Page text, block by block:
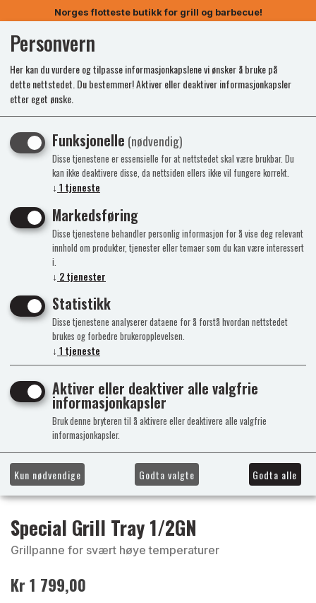
Norges flotteste butikk for grill og barbecue!
Special Grill Tray 1/2GN
Grillpanne for svært høye temperaturer
Kr 1 799,00
Personvern
Her kan du vurdere og tilpasse informasjonkapslene vi ønsker å bruke på
dette nettstedet. Du bestemmer! Aktiver eller deaktiver informasjonkapsler
etter eget ønske.
Funksjonelle (nødvendig)
Disse tjenestene er essensielle for at nettstedet skal være brukbar. Du
kan ikke deaktivere disse, da nettsiden ellers ikke vil fungere korrekt.
↓ 1 tjeneste
Markedsføring
Disse tjenestene behandler personlig informasjon for å vise deg relevant
innhold om produkter, tjenester eller temaer som du kan være interessert
i.
↓ 2tjenester
Statistikk
Disse tjenestene analyserer dataene for å forstå hvordan nettstedet
brukes og forbedre brukeropplevelsen.
↓ 1 tjeneste
Aktiver eller deaktiver alle valgfrie
informasjonkapsler
Bruk denne bryteren til å aktivere eller deaktivere alle valgfrie
informasjonkapsler.
Kun nødvendige Godta valgte Godta alle